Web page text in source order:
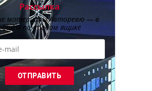
Рассылка
материалы Авторевю — в
почтовом ящике